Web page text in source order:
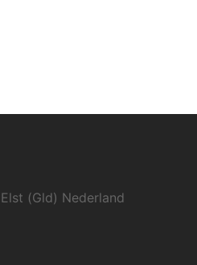
(Gld) Nederland